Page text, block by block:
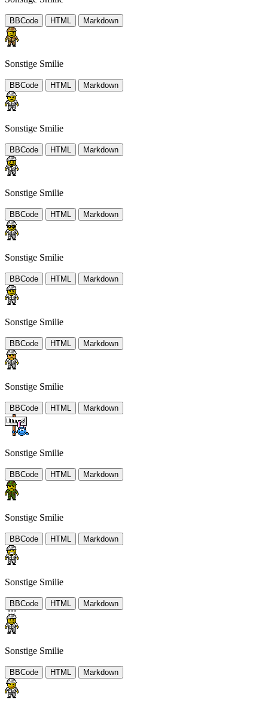
BBCode HTML Markdown
Sonstige Smilie
BBCode HTML Markdown
Sonstige Smilie
BBCode HTML Markdown
Sonstige Smilie
BBCode HTML Markdown
Sonstige Smilie
BBCode HTML Markdown
Sonstige Smilie
BBCode HTML Markdown
Sonstige Smilie
BBCode HTML Markdown
Sonstige Smilie
BBCode HTML Markdown
Sonstige Smilie
BBCode HTML Markdown
Sonstige Smilie
BBCode HTML Markdown
Sonstige Smilie
BBCode HTML Markdown